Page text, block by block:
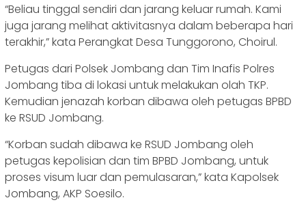
“Beliau tinggal sendiri dan jarang keluar rumah. Kami
juga jarang melihat aktivitasnya dalam beberapa hari
terakhir,” kata Perangkat Desa Tunggorono, Choirul.
Petugas dari Polsek Jombang dan Tim Inafis Polres
Jombang tiba di lokasi untuk melakukan olah TKP.
Kemudian jenazah korban dibawa oleh petugas BPBD
ke RSUD Jombang.
“Korban sudah dibawa ke RSUD Jombang oleh
petugas kepolisian dan tim BPBD Jombang, untuk
proses visum luar dan pemulasaran,” kata Kapolsek
Jombang, AKP Soesilo.